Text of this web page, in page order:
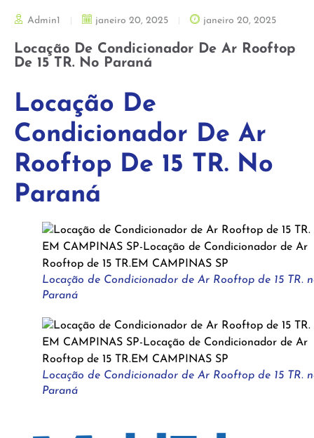
Admin1 janeiro 20, 2025 janeiro 20, 2025
Locação De Condicionador De Ar Rooftop
De 15 TR. No Paraná
Locação De
Condicionador De Ar
Rooftop De 15 TR. No
Paraná
Locação de Condicionador de Ar Rooftop de 15 TR.
Paraná
Locação de Condicionador de Ar Rooftop de 15 TR.
Paraná